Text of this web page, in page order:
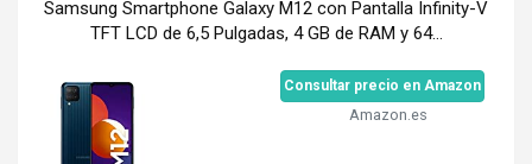
Samsung Smartphone Galaxy M12 con Pantalla Infinity-V
TFT LCD de 6,5 Pulgadas, 4 GB de RAM y 64...
Consultar precio en Amazon
Amazon.es